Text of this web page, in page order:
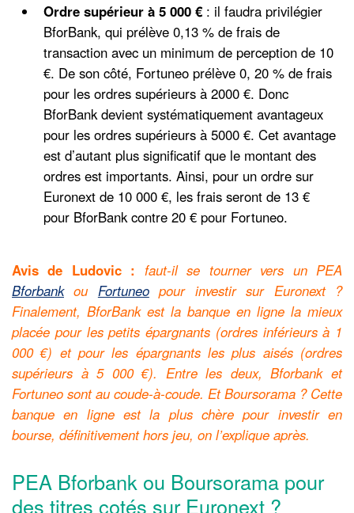
Ordre supérieur à 5 000 € : il faudra privilégier
BforBank, qui prélève 0,13 % de frais de
transaction avec un minimum de perception de 10
€. De son côté, Fortuneo prélève 0, 20 % de frais
pour les ordres supérieurs à 2000 €. Donc
BforBank devient systématiquement avantageux
pour les ordres supérieurs à 5000 €. Cet avantage
est d’autant plus significatif que le montant des
ordres est importants. Ainsi, pour un ordre sur
Euronext de 10 000 €, les frais seront de 13 €
pour BforBank contre 20 € pour Fortuneo.
Avis de Ludovic : faut-il se tourner vers un PEA
Bforbankou Fortuneopour investir sur Euronext ?
Finalement, BforBank est la banque en ligne la mieux
placée pour les petits épargnants (ordres inférieurs à 1
000 €) et pour les épargnants les plus aisés (ordres
supérieurs à 5 000 €). Entre les deux, Bforbank et
Fortuneo sont au coude-à-coude. Et Boursorama ? Cette
banque en ligne est la plus chère pour investir en
bourse, définitivement hors jeu, on l’explique après.
PEA Bforbank ou Boursorama pour
des titres cotés sur Euronext ?